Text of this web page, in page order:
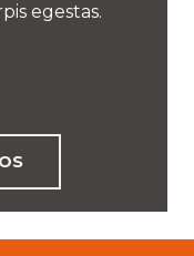
egestas.